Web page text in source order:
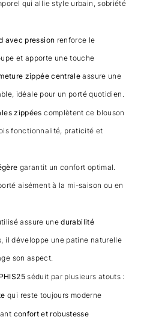
qui allie style urbain, sobriété
avec pression renforce le
et apporte une touche
zippée centrale assure une
idéale pour un porté quotidien.
zippées complètent ce blouson
fonctionnalité, praticité et
garantit un confort optimal.
aisément à la mi-saison ou en
assure unedurabilité
il développe une patine naturelle
son aspect.
séduit par plusieurs atouts :
qui reste toujours moderne
confort et robustesse